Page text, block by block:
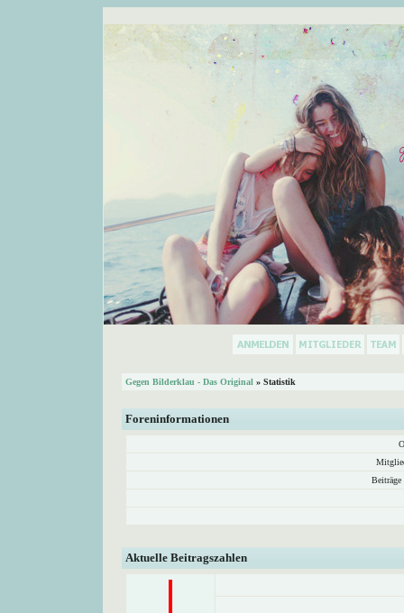
Gegen Bilderklau - Das Original » Statistik
Foreninformationen
Beiträge
Aktuelle Beitragszahlen